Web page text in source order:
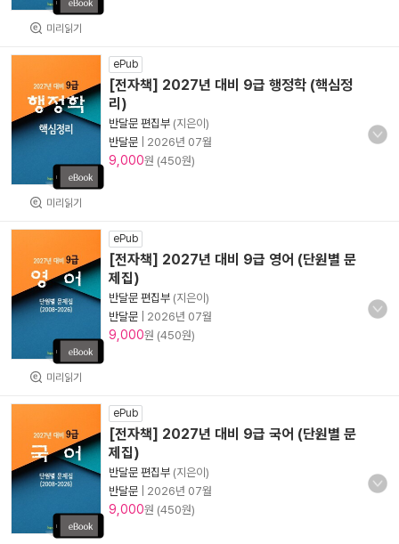
미리읽기
미리읽기
ePub
[전자책] 2027년 대비 9급 행정학 (핵심정
리)
반달문 편집부 (지은이)
반달문
2026년 07월
9,000원 (450원)
미리읽기
ePub
[전자책] 2027년 대비 9급 영어 (단원별 문
제집)
반달문 편집부 (지은이)
반달문
2026년 07월
9,000원 (450원)
ePub
[전자책] 2027년 대비 9급 국어 (단원별 문
제집)
반달문 편집부 (지은이)
반달문
2026년 07월
9,000원 (450원)